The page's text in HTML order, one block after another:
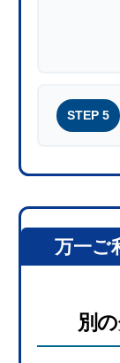
STEP 5
万一ご
別